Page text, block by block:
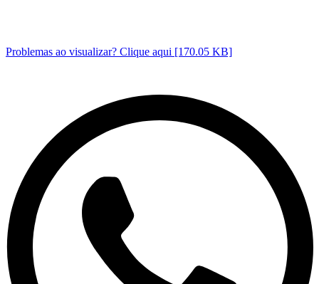
Problemas ao visualizar? Clique aqui [170.05 KB]